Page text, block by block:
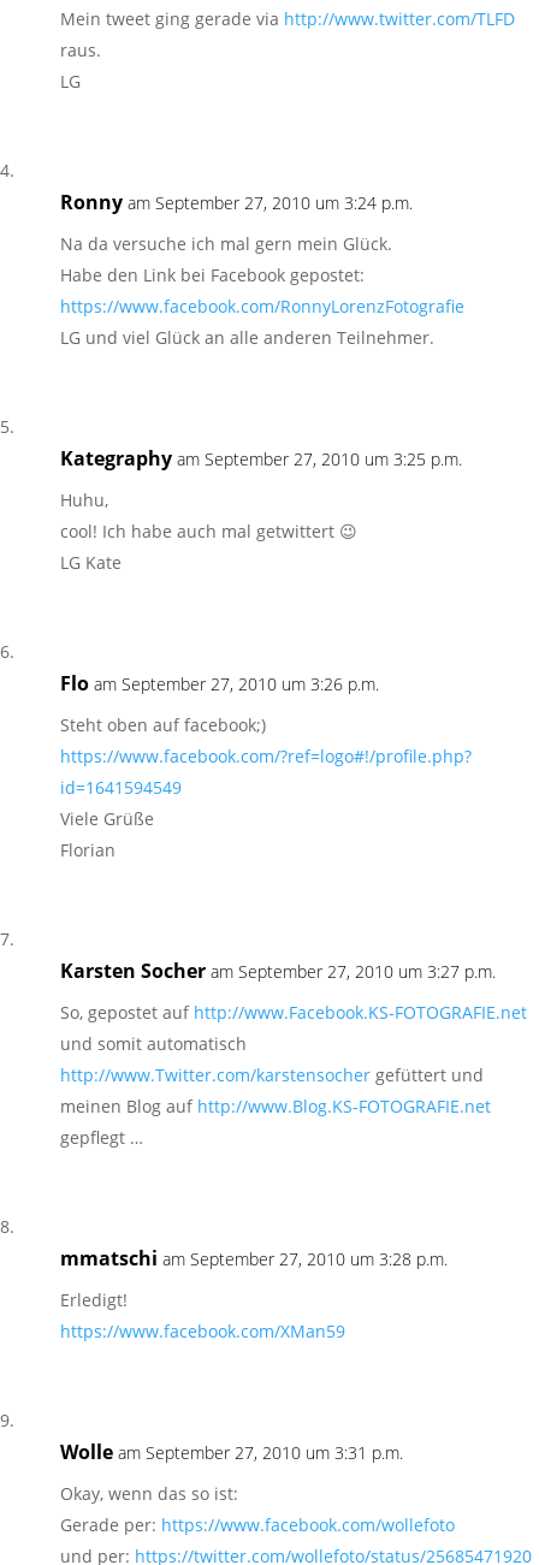
Mein tweet ging gerade via http://www.twitter.com/TLFD
raus.
LG
Ronny am September 27, 2010 um 3:24 p.m.
Na da versuche ich mal gern mein Glück.
Habe den Link bei Facebook gepostet:
https://www.facebook.com/RonnyLorenzFotografie
LG und viel Glück an alle anderen Teilnehmer.
Kategraphy am September 27, 2010 um 3:25 p.m.
Huhu,
cool! Ich habe auch mal getwittert 😉
LG Kate
Flo am September 27, 2010 um 3:26 p.m.
Steht oben auf facebook;)
https://www.facebook.com/?ref=logo#!/profile.php?
id=1641594549
Viele Grüße
Florian
Karsten Socher am September 27, 2010 um 3:27 p.m.
So, gepostet auf http://www.Facebook.KS-FOTOGRAFIE.net
und somit automatisch
http://www.Twitter.com/karstensocher gefüttert und
meinen Blog auf http://www.Blog.KS-FOTOGRAFIE.net
gepflegt …
mmatschi am September 27, 2010 um 3:28 p.m.
Erledigt!
https://www.facebook.com/XMan59
Wolle am September 27, 2010 um 3:31 p.m.
Okay, wenn das so ist:
Gerade per: https://www.facebook.com/wollefoto
und per: https://twitter.com/wollefoto/status/25685471920